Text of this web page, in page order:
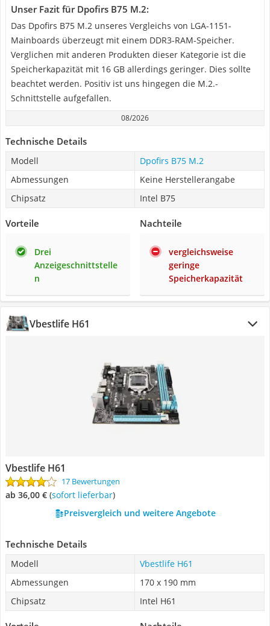
Unser Fazit für Dpofirs B75 M.2:
Das Dpofirs B75 M.2 unseres Vergleichs von LGA-1151-
Mainboards überzeugt mit einem DDR3-RAM-Speicher.
Verglichen mit anderen Produkten dieser Kategorie ist die
Speicherkapazität mit 16 GB allerdings geringer. Dies sollte
beachtet werden. Positiv ist uns hingegen die M.2.-
Schnittstelle aufgefallen.
08/2026
Technische Details
Modell
Dpofirs B75 M.2
Abmessungen
Keine Herstellerangabe
Chipsatz
Intel B75
Vorteile
Drei
Anzeigeschnittstelle
n
Nachteile
vergleichsweise
geringe
Speicherkapazität
Vbestlife H61
Vbestlife H61
17 Bewertungen
ab 36,00 € ( Sofort lieferbar)
Preisvergleich und weitere Angebote
Technische Details
Modell
Vbestlife H61
Abmessungen
170 x 190 mm
Chipsatz
Intel H61